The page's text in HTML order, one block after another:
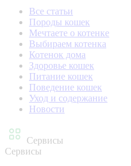
Все статьи
Породы кошек
Мечтаете о котенке
Выбираем котенка
Котенок дома
Здоровье кошек
Питание кошек
Поведение кошек
Уход и содержание
Новости
Сервисы
Сервисы